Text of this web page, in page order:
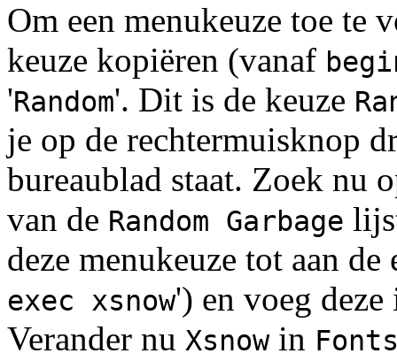
Om een menukeuze toe te
keuze kopiëren (vanaf
'Random'. Dit is de keuze
je op de rechtermuisknop
bureaublad staat. Zoek nu
van de Random Garbage
deze menukeuze tot aan de
exec xsnow') en voeg
Verander nu Xsnowin